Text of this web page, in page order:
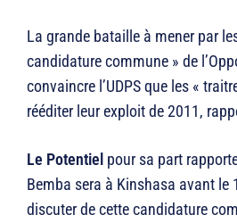
La grande bataille à mener par
candidature commune » de
convaincre l’UDPS que les «
rééditer leur exploit de 2011,
Le Potentiel pour sa part
Bemba sera à Kinshasa avant le
discuter de cette candidature